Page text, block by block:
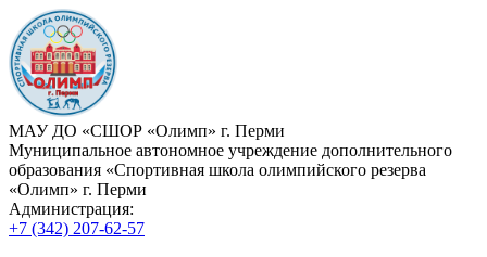
МАУ ДО «СШОР «Олимп» г. Перми
Муниципальное автономное учреждение дополнительного
образования «Спортивная школа олимпийского резерва
«Олимп» г. Перми
Администрация:
+7 (342) 207-62-57